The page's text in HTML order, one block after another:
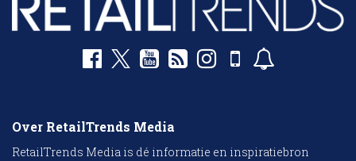
Over RetailTrends Media
RetailTrends Media is dé informatie en inspiratiebron